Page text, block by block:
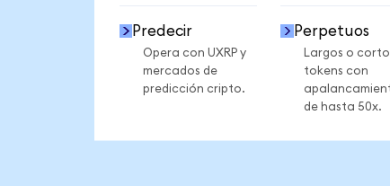
Predecir
Opera con UXRP y
mercados de
predicción cripto.
Perpetuos
Largos o
tokens con
de hasta 50x.